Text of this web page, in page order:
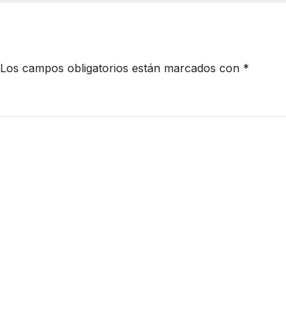
Los campos obligatorios están marcados con *